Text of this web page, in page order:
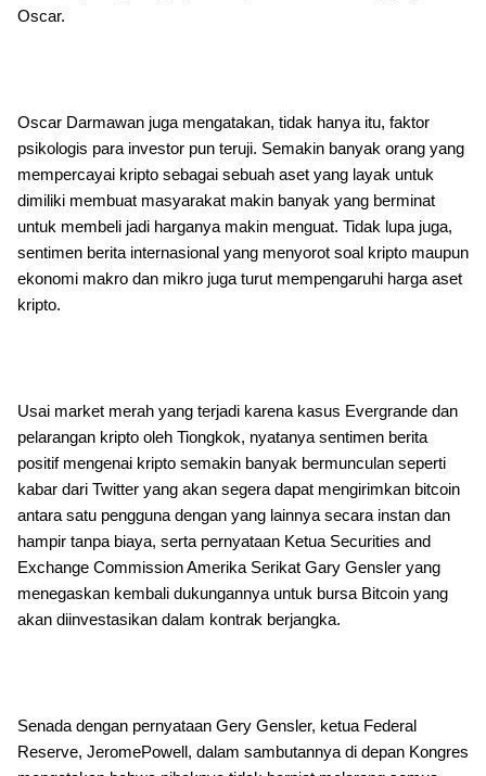
Oscar.
Oscar Darmawan juga mengatakan, tidak hanya itu, faktor
psikologis para investor pun teruji. Semakin banyak orang yang
mempercayai kripto sebagai sebuah aset yang layak untuk
dimiliki membuat masyarakat makin banyak yang berminat
untuk membeli jadi harganya makin menguat. Tidak lupa juga,
sentimen berita internasional yang menyorot soal kripto maupun
ekonomi makro dan mikro juga turut mempengaruhi harga aset
kripto.
Usai market merah yang terjadi karena kasus Evergrande dan
pelarangan kripto oleh Tiongkok, nyatanya sentimen berita
positif mengenai kripto semakin banyak bermunculan seperti
kabar dari Twitter yang akan segera dapat mengirimkan bitcoin
antara satu pengguna dengan yang lainnya secara instan dan
hampir tanpa biaya, serta pernyataan Ketua Securities and
Exchange Commission Amerika Serikat Gary Gensler yang
menegaskan kembali dukungannya untuk bursa Bitcoin yang
akan diinvestasikan dalam kontrak berjangka.
Senada dengan pernyataan Gery Gensler, ketua Federal
Reserve, JeromePowell, dalam sambutannya di depan Kongres